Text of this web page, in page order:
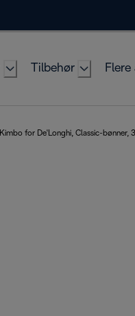
Tilbehør
Kimbo for De'Longhi, Classic-